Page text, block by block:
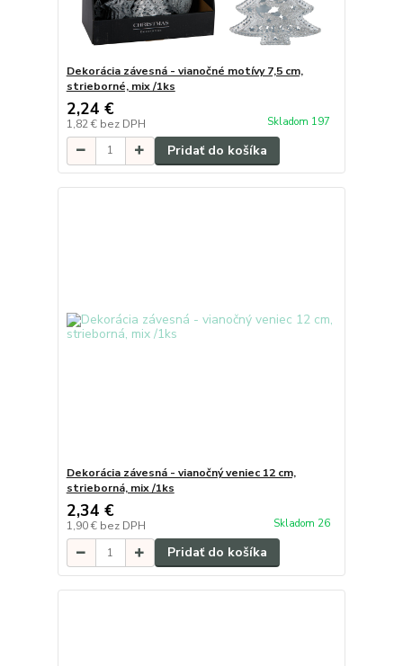
Dekorácia závesná - vianočné motívy 7,5 cm,
strieborné, mix /1ks
2,24 €
1,82 € bez DPH Skladom 197
Pridať do košíka
Dekorácia závesná - vianočný veniec 12 cm,
strieborná, mix /1ks
2,34 €
1,90 € bez DPH Skladom 26
Pridať do košíka